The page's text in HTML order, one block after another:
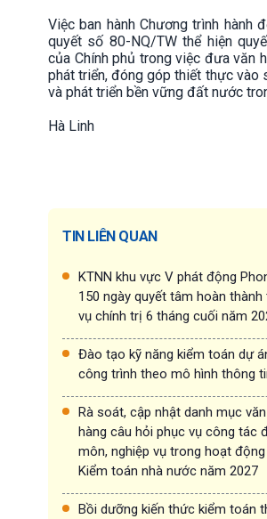
Việc ban hành Chương trình hành
quyết số 80-NQ/TW thể hiện
của Chính phủ trong việc đưa văn
phát triển, đóng góp thiết thực vào
và phát triển bền vững đất nước
Hà Linh
TIN LIÊN QUAN
KTNN khu vực V phát động
150 ngày quyết tâm hoàn
vụ chính trị 6 tháng cuối năm
Đào tạo kỹ năng kiểm toán dự
công trình theo mô hình thông
Rà soát, cập nhật danh mục
hàng câu hỏi phục vụ công tác
môn, nghiệp vụ trong hoạt
Kiểm toán nhà nước năm 2027
Bồi dưỡng kiến thức kiểm toán